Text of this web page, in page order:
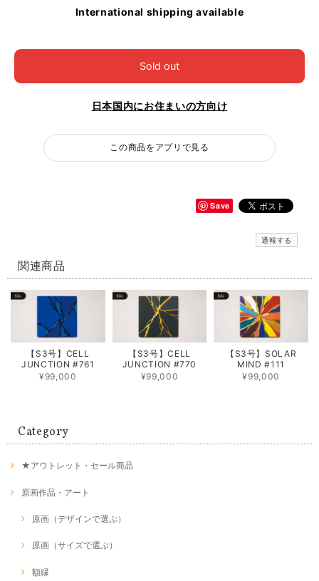
International shipping available
Sold out
日本国内にお住まいの方向け
この商品をアプリで見る
Save
通報する
関連商品
【S3号】CELL
JUNCTION #761
¥99,000
【S3号】CELL
JUNCTION #770
¥99,000
【S3号】SOLAR
MIND #111
¥99,000
Category
★アウトレット・セール商品
原画作品・アート
原画（デザインで選ぶ）
原画（サイズで選ぶ）
額縁